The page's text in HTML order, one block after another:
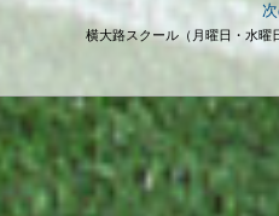
横大路スクール（月曜日・水